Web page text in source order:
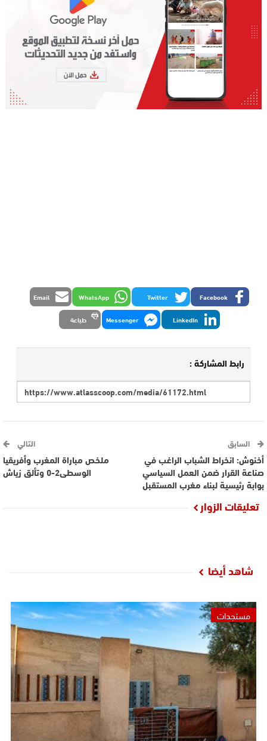
Facebook
Twitter
WhatsApp
Email
LinkedIn
Messenger طباعة
رابط المشاركة :
السابق
أخنوش: انخراط الشباب الراغب في
صناعة القرار ضمن العمل السياسي
بوابة رئيسية لبناء مغرب المستقبل
التالي
ملخص مباراة المغرب وأفريقيا
الوسطى2-0 وتألق زياش
تعليقات الزوار
شاهد أيضا
مستجدات